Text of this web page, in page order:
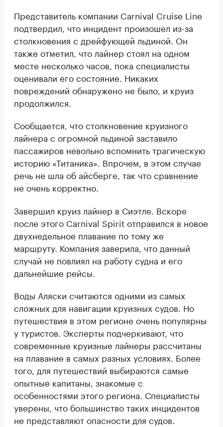
Представитель компании Carnival Cruise Line
подтвердил, что инцидент произошел из-за
столкновения с дрейфующей льдиной. Он
также отметил, что лайнер стоял на одном
месте несколько часов, пока специалисты
оценивали его состояние. Никаких
повреждений обнаружено не было, и круиз
продолжился.
Сообщается, что столкновение круизного
лайнера с огромной льдиной заставило
пассажиров невольно вспомнить трагическую
историю «Титаника». Впрочем, в этом случае
речь не шла об айсберге, так что сравнение
не очень корректно.
Завершил круиз лайнер в Сиэтле. Вскоре
после этого Carnival Spirit отправился в новое
двухнедельное плавание по тому же
маршруту. Компания заверила, что данный
случай не повлиял на работу судна и его
дальнейшие рейсы.
Воды Аляски считаются одними из самых
сложных для навигации круизных судов. Но
путешествия в этом регионе очень популярны
у туристов. Эксперты подчеркивают, что
современные круизные лайнеры рассчитаны
на плавание в самых разных условиях. Более
того, для путешествий выбираются самые
опытные капитаны, знакомые с
особенностями этого региона. Специалисты
уверены, что большинство таких инцидентов
не представляют опасности для судов.